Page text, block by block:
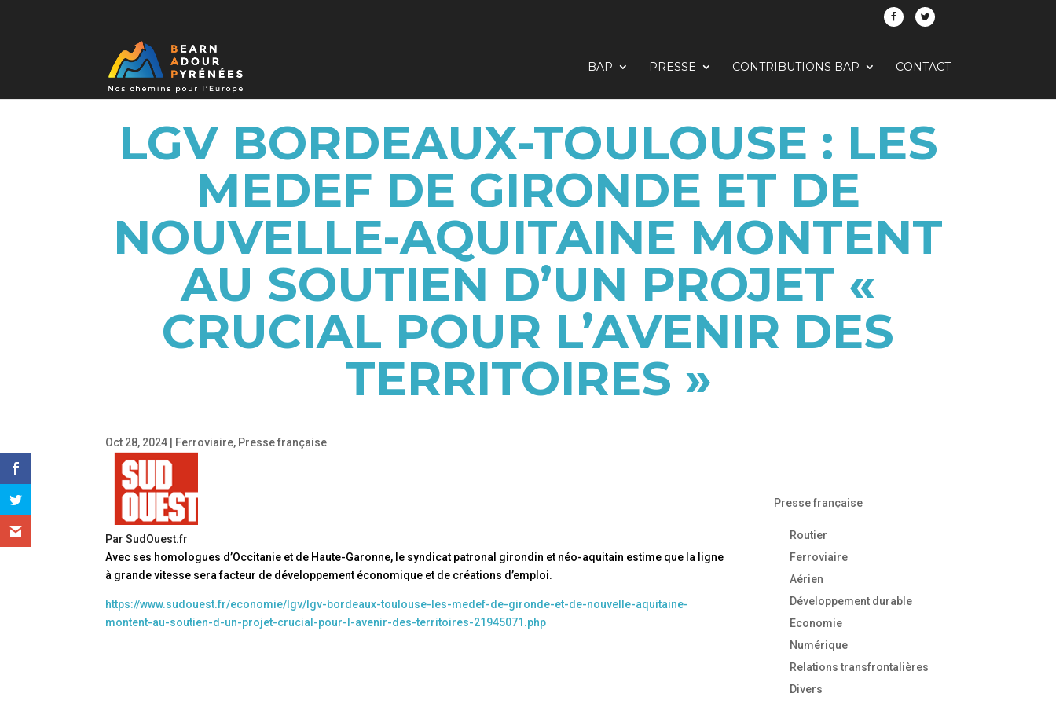
BAP PRESSE CONTRIBUTIONS BAP CONTACT
LGV BORDEAUX-TOULOUSE : LES
MEDEF DE GIRONDE ET DE
NOUVELLE-AQUITAINE MONTENT
AU SOUTIEN D’UN PROJET «
CRUCIAL POUR L’AVENIR DES
TERRITOIRES »
Oct 28, 2024 Ferroviaire, Presse française
Par SudOuest.fr
Avec ses homologues d’Occitanie et de Haute-Garonne, le syndicat patronal girondin et néo-aquitain estime que la ligne
à grande vitesse sera facteur de développement économique et de créations d’emploi.
https://www.sudouest.fr/economie/lgv/lgv-bordeaux-toulouse-les-medef-de-gironde-et-de-nouvelle-aquitaine-
montent-au-soutien-d-un-projet-crucial-pour-l-avenir-des-territoires-21945071.php
Presse française
Routier
Ferroviaire
Aérien
Développement durable
Economie
Numérique
Relations transfrontalières
Divers